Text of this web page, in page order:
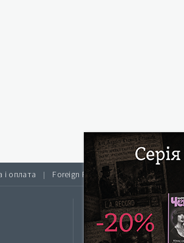
і оплата | Foreign Rights |
Інтернет-магазин
46018, м. Тернопіль, А/С